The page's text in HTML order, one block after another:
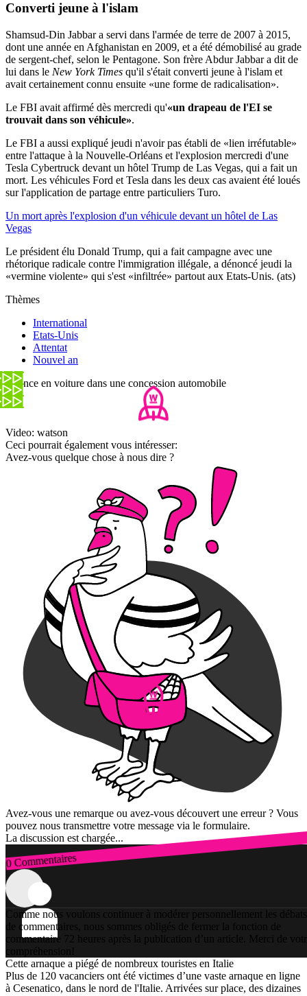
Converti jeune à l'islam
Shamsud-Din Jabbar a servi dans l'armée de terre de 2007 à 2015,
dont une année en Afghanistan en 2009, et a été démobilisé au grade
de sergent-chef, selon le Pentagone. Son frère Abdur Jabbar a dit de
lui dans le New York Times qu'il s'était converti jeune à l'islam et
avait certainement connu ensuite «une forme de radicalisation».
Le FBI avait affirmé dès mercredi qu'«un drapeau de l'EI se
trouvait dans son véhicule».
Le FBI a aussi expliqué jeudi n'avoir pas établi de «lien irréfutable»
entre l'attaque à la Nouvelle-Orléans et l'explosion mercredi d'une
Tesla Cybertruck devant un hôtel Trump de Las Vegas, qui a fait un
mort. Les véhicules Ford et Tesla dans les deux cas avaient été loués
sur l'application de partage entre particuliers Turo.
Un mort après l'explosion d'un véhicule devant un hôtel de Las
Vegas
Le président élu Donald Trump, qui a fait campagne avec une
rhétorique radicale contre l'immigration illégale, a dénoncé jeudi la
«vermine violente» qui s'est «infiltrée» partout aux Etats-Unis. (ats)
Thèmes
International
Etats-Unis
Attentat
Nouvel an
Il fonce en voiture dans une concession automobile
Video: watson
Ceci pourrait également vous intéresser:
Avez-vous quelque chose à nous dire ?
Avez-vous une remarque ou avez-vous découvert une erreur ? Vous
pouvez nous transmettre votre message via le formulaire.
La discussion est chargée...
0 Commentaires
Connexion
Comme nous voulons continuer à modérer personnellement les débats
de commentaires, nous sommes obligés de fermer la fonction de
commentaire 72 heures après la publication d’un article. Merci de
compréhension!
Cette arnaque a piégé de nombreux touristes en Italie
Plus de 120 vacanciers ont été victimes d’une vaste arnaque en ligne
à Cesenatico, dans le nord de l'Italie. Arrivées sur place, des dizaines